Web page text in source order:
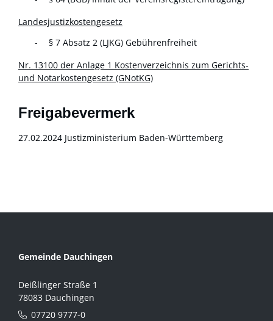
Landesjustizkostengesetz
§ 7 Absatz 2 (LJKG) Gebührenfreiheit
Nr. 13100 der Anlage 1 Kostenverzeichnis zum Gerichts-
und Notarkostengesetz (GNotKG)
Freigabevermerk
27.02.2024 Justizministerium Baden-Württemberg
Gemeinde Dauchingen
Deißlinger Straße 1
78083 Dauchingen
07720 9777-0